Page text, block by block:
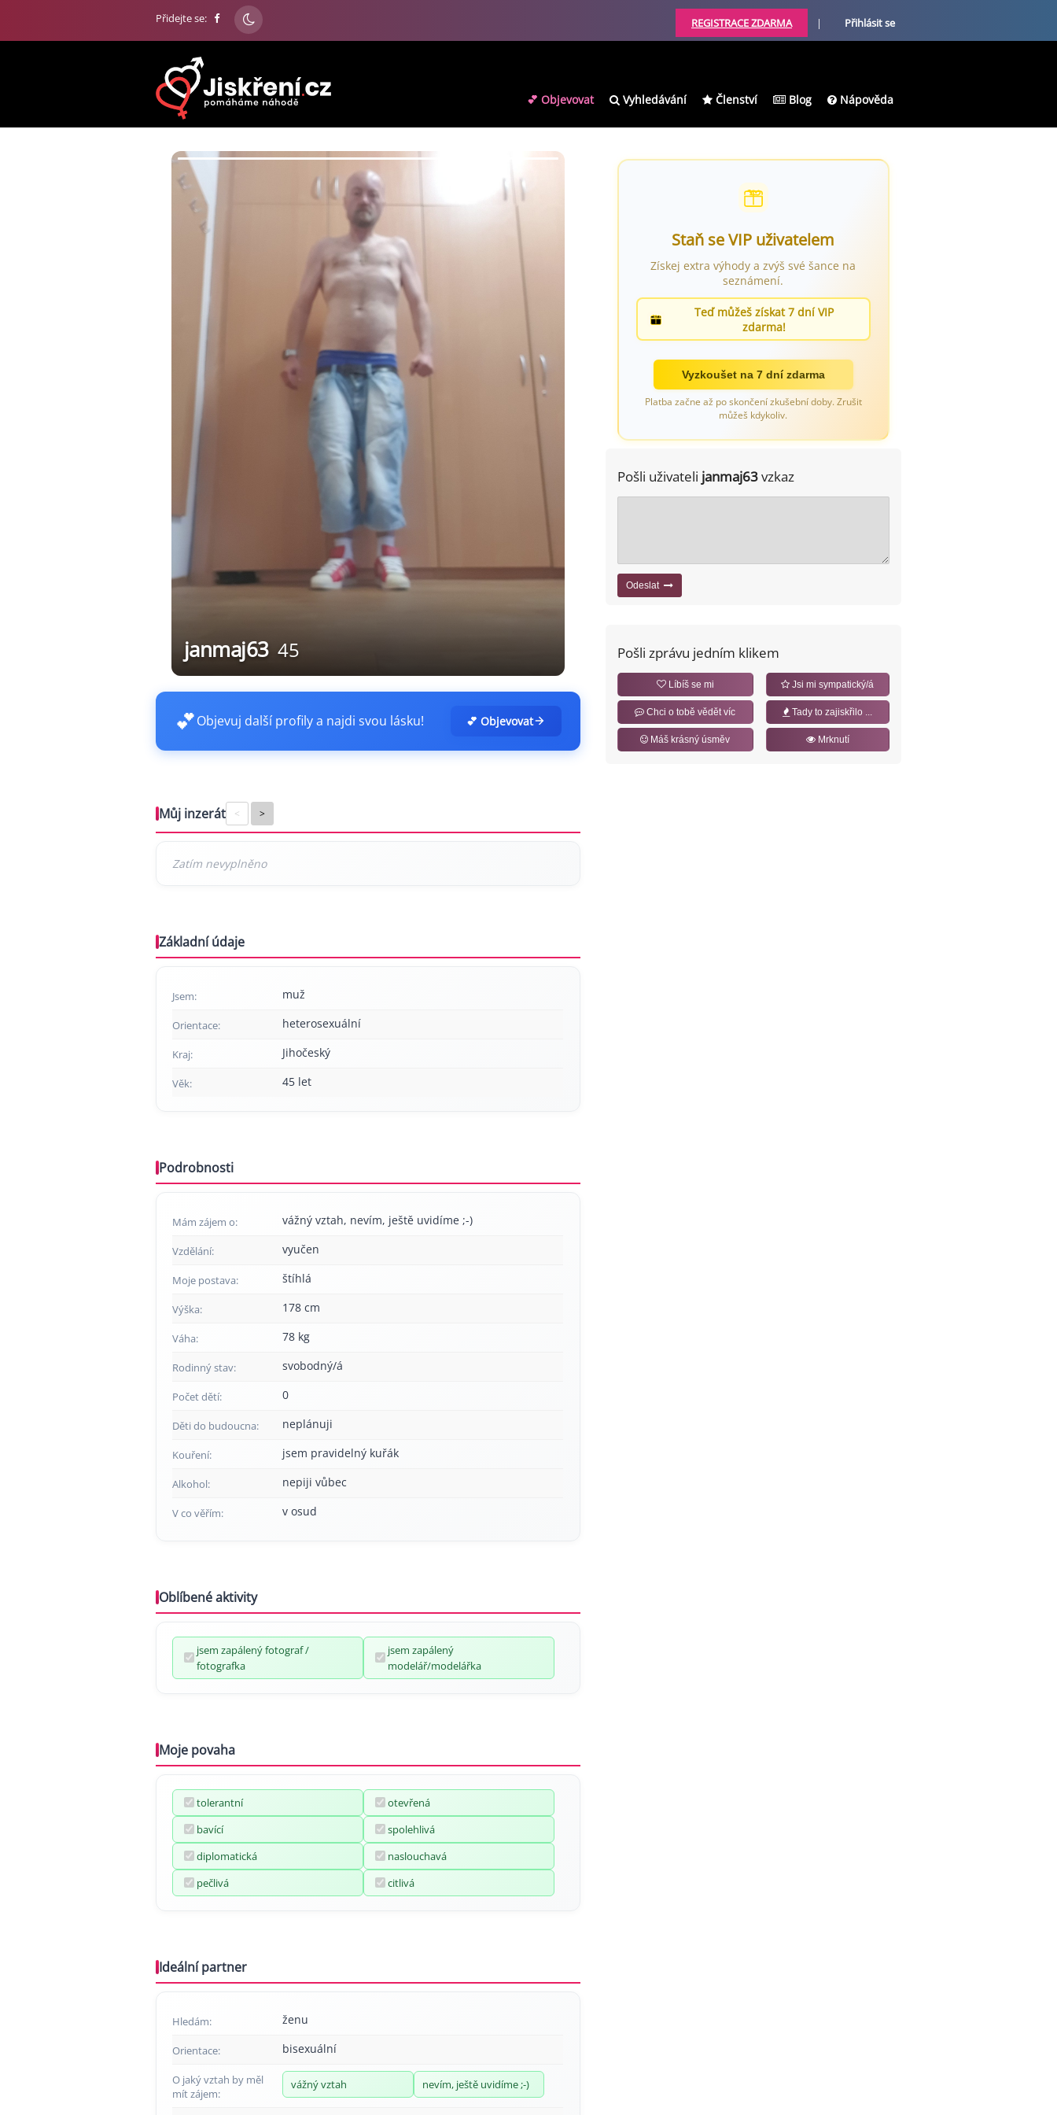
Přidejte se: REGISTRACE ZDARMA | Přihlásit se
💕 Objevovat Vyhledávání Členství Blog Nápověda
janmaj63 45
💕Objevuj další profily a najdi svou lásku! 💕 Objevovat
Můj inzerát < >
Základní údaje
Jsem: muž
Orientace: heterosexuální
Kraj: Jihočeský
Věk: 45 let
Podrobnosti
Mám zájem o: vážný vztah, nevím, ještě uvidíme ;-)
Vzdělání: vyučen
Moje postava: štíhlá
Výška: 178 cm
Váha: 78 kg
Rodinný stav: svobodný/á
Počet dětí: 0
Děti do budoucna: neplánuji
Kouření: jsem pravidelný kuřák
Alkohol: nepiji vůbec
V co věřím: v osud
Oblíbené aktivity
jsem zapálený fotograf /
fotografka
jsem zapálený
modelář/modelářka
Moje povaha
tolerantní
otevřená
bavící
spolehlivá
diplomatická
naslouchavá
pečlivá
citlivá
Ideální partner
Hledám: ženu
Orientace: bisexuální
O jaký vztah by měl
mít zájem:
vážný vztah nevím, ještě uvidíme ;-)
Staň se VIP uživatelem
Získej extra výhody a zvýš své šance na
seznámení.
Teď můžeš získat 7 dní VIP
zdarma!
Vyzkoušet na 7 dní zdarma
Platba začne až po skončení zkušební doby. Zrušit
můžeš kdykoliv.
Pošli uživateli janmaj63vzkaz
Odeslat
Pošli zprávu jedním klikem
Líbíš se mi Jsi mi sympatický/á
Chci o tobě vědět víc Tady to zajiskřilo ...
Máš krásný úsměv Mrknutí